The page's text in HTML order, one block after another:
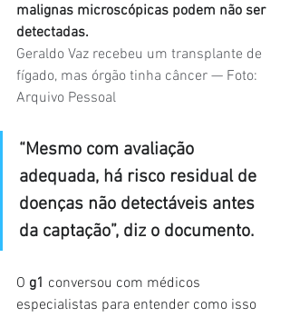
malignas microscópicas podem não ser
detectadas.
Geraldo Vaz recebeu um transplante de
fígado, mas órgão tinha câncer — Foto:
Arquivo Pessoal
“Mesmo com avaliação
adequada, há risco residual de
doenças não detectáveis antes
da captação”, diz o documento.
O g1 conversou com médicos
especialistas para entender como isso